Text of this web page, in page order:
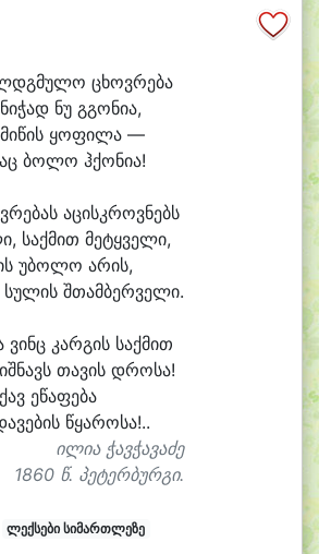
მულო ცხოვრება
ჭად ნუ გგონია,
წის ყოფილა —
ბოლო ჰქონია!
რებას აცისკროვნებს
საქმით მეტყველი,
უბოლო არის,
ლის შთამბერველი.
ვინც კარგის საქმით
ნავს თავის დროსა!
ეწაფება
ვების წყაროსა!..
ილია ჭავჭავაძე
1860 წ. პეტერბურგი.
ლექსები სიმართლეზე